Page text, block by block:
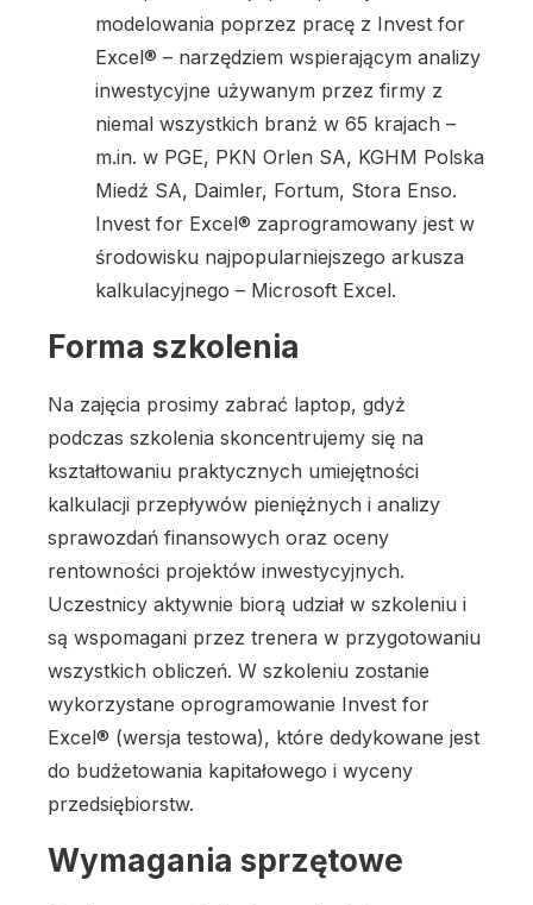
modelowania poprzez pracę z Invest for
Excel® – narzędziem wspierającym analizy
inwestycyjne używanym przez firmy z
niemal wszystkich branż w 65 krajach –
m.in. w PGE, PKN Orlen SA, KGHM Polska
Miedź SA, Daimler, Fortum, Stora Enso.
Invest for Excel® zaprogramowany jest w
środowisku najpopularniejszego arkusza
kalkulacyjnego – Microsoft Excel.
Forma szkolenia
Na zajęcia prosimy zabrać laptop, gdyż
podczas szkolenia skoncentrujemy się na
kształtowaniu praktycznych umiejętności
kalkulacji przepływów pieniężnych i analizy
sprawozdań finansowych oraz oceny
rentowności projektów inwestycyjnych.
Uczestnicy aktywnie biorą udział w szkoleniu i
są wspomagani przez trenera w przygotowaniu
wszystkich obliczeń. W szkoleniu zostanie
wykorzystane oprogramowanie Invest for
Excel® (wersja testowa), które dedykowane jest
do budżetowania kapitałowego i wyceny
przedsiębiorstw.
Wymagania sprzętowe